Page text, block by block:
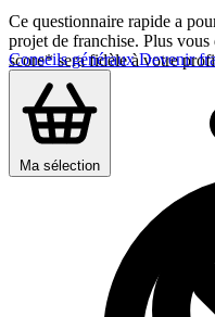
Conseils générauxDevenir
Ma sélection
Ce questionnaire rapide a
projet de franchise. Plus
score* sera fidèle à votre